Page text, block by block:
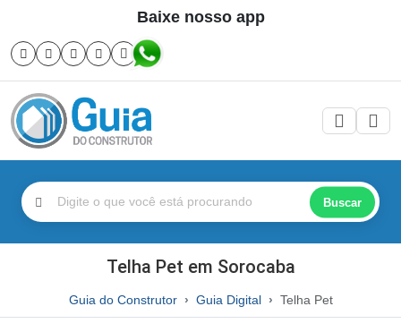
Baixe nosso app
Buscar
Telha Pet em Sorocaba
Guia do Construtor Guia Digital Telha Pet